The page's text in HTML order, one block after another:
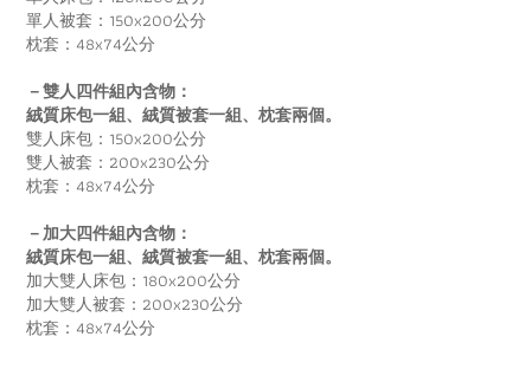
單人被套：150x200公分
枕套：48x74公分
－雙人四件組內含物：
絨質床包一組、絨質被套一組、枕套兩個。
雙人床包：150x200公分
雙人被套：200x230公分
枕套：48x74公分
－加大四件組內含物：
絨質床包一組、絨質被套一組、枕套兩個。
加大雙人床包：180x200公分
加大雙人被套：200x230公分
枕套：48x74公分